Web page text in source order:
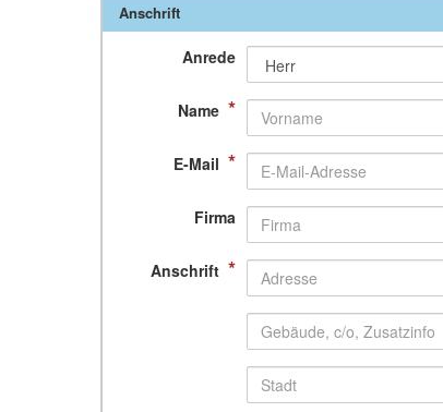
Anschrift
Anrede
Name *
E-Mail *
Firma
Anschrift *